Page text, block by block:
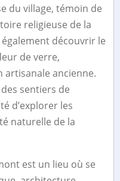
du village, témoin de
religieuse de la
découvrir le
de verre,
ancienne.
sentiers de
d’explorer les
naturelle de la
est un lieu où se